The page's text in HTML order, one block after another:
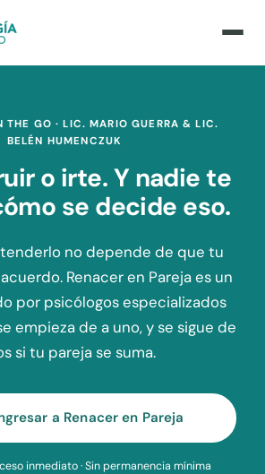
THE GO · LIC. MARIO GUERRA & LIC.
BELÉN HUMENCZUK
o irte. Y nadie te
se decide eso.
no depende de que tu
Renacer en Pareja es un
por psicólogos especializados
empieza de a uno, y se sigue de
si tu pareja se suma.
a Renacer en Pareja
inmediato · Sin permanencia mínima